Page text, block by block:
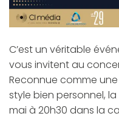
C’est un véritable
vous invitent au
Reconnue comme
style bien personnel,
mai à 20h30 dans la